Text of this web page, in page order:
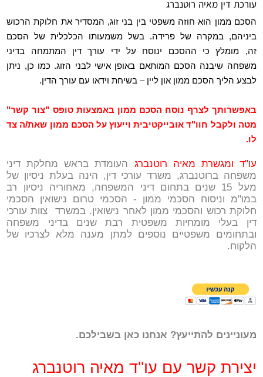
עורכת דין מאיה רוטנברג
הסכם ממון הוא חוזה משפטי בין בני זוג, המסדיר את חלוקת הרכוש
ביניהם, במקרה של פרידה. בשל משמעותו הכלכלית של הסכם
זה, מומלץ כי ההסכם ינוסח על ידי עורך דין המתמחה בדיני
משפחה שיבנה הסכם המותאם באופן אישי לבני הזוג. כמו כן, ניתן
לבצע הליך הסכם ממון און ליין – בשיחת וידאו עם עורך הדין.
באפשרותך לצרף נוסח הסכם ממון באמצעות טופס "צור קשר"
מטה ולקבל חוו"ד אובייקטיבית וייעוץ על הסכם ממון שאת/ה צד
לו.
עו"ד ומגשרת מאיה רוטנברג העומדת בראש מחלקת דיני
משפחה ברוטנברג, משרד עורכי דין, הינה בעלת ניסיון של
מעל 15 שנים בתחום דיני המשפחה, מאחוריה ניסיון רב
במו"מ וניסוח הסכמי ממון - הסכמי טרום נישואין הסכמי
חלוקת רכוש והסכמי ממון לאחר נישואין. במשרד צוות עורכי
דין בעלי מומחיות משפטית רבת שנים בדיני משפחה
ובתחומים משפטיים נוספים למתן מענה מלא לצרכיו של
הלקוח.
מעוניינים להתייעץ? אנחנו כאן בשבילכם.
יצירת קשר עם עו''ד מאיה רוטנברג